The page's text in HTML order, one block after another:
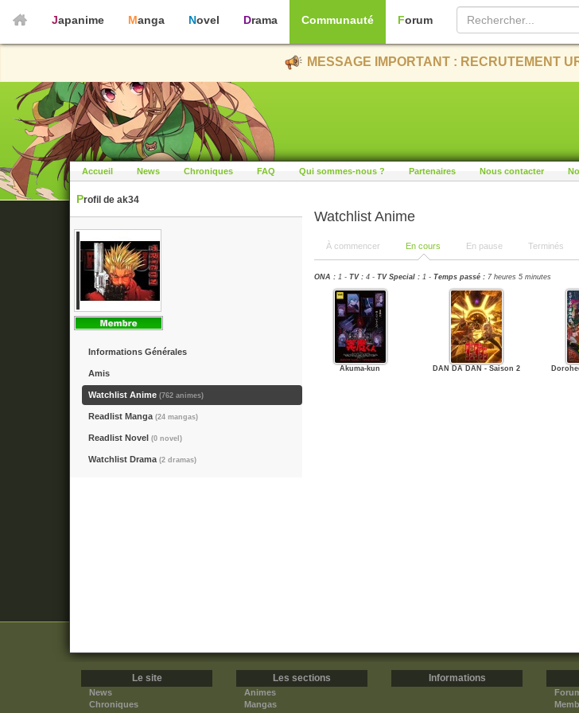
Japanime Manga Novel Drama Communauté Forum
MESSAGE IMPORTANT : RECRUTEMENT
Accueil News Chroniques FAQ Qui sommes-nous ? Partenaires Nous contacter
Profil de ak34
Informations Générales
Amis
Watchlist Anime (762 animes)
Readlist Manga (24 mangas)
Readlist Novel (0 novel)
Watchlist Drama (2 dramas)
Watchlist Anime
À commencer En cours En pause Terminés
ONA : 1 - TV : 4 - TV Special : 1 - Temps passé : 7 heures 5 minutes
Akuma-kun DAN DA DAN - Saison 2
Le site
News
Chroniques
Les sections
Animes
Mangas
Informations